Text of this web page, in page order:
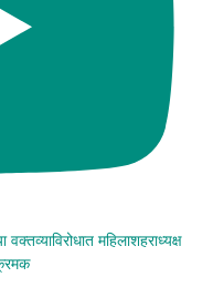
महिलाशहराध्यक्ष